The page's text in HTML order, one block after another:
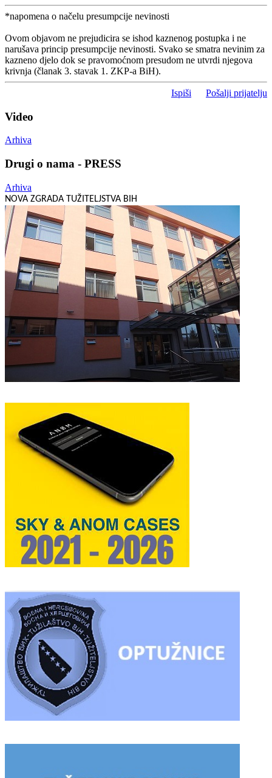
*napomena o načelu presumpcije nevinosti
Ovom objavom ne prejudicira se ishod kaznenog postupka i ne
narušava princip presumpcije nevinosti. Svako se smatra nevinim za
kazneno djelo dok se pravomoćnom presudom ne utvrdi njegova
krivnja (članak 3. stavak 1. ZKP-a BiH).
Ispiši Pošalji prijatelju
Video
Arhiva
Drugi o nama - PRESS
Arhiva
NOVA ZGRADA TUŽITELJSTVA BIH